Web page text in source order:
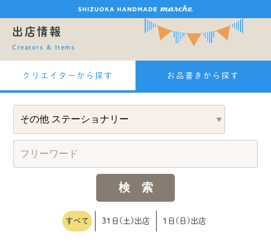
出店情報
Creators & Items
クリエイターから探す お品書きから探す
すべて 31日(土)出店 1日(日)出店